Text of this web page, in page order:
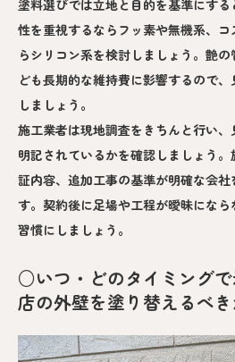
塗料選びでは立地と目的を基準にす
性を重視するならフッ素や無機系、
らシリコン系を検討しましょう。艶
ども長期的な維持費に影響するので
しましょう。
施工業者は現地調査をきちんと行い
明記されているかを確認しましょう
証内容、追加工事の基準が明確な会
す。契約後に足場や工程が曖昧にな
習慣にしましょう。
○いつ・どのタイミング
店の外壁を塗り替えるべき